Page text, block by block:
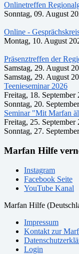
Onlinetreffen
Sonntag, 09. August
Online -
Montag, 10. August
Präsenztreffen der
Samstag, 29. August
Samstag, 29. August
Teenieseminar 2026
Freitag, 18. September
Sonntag, 20.
Seminar "Mit Marfan
Freitag, 25. September
Sonntag, 27.
Marfan Hilfe
Instagram
Facebook Seite
YouTube Kanal
Marfan Hilfe
Impressum
Kontakt zur
Login